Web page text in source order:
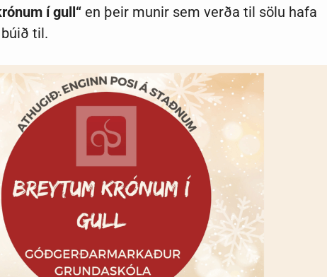
í gull“ en þeir munir sem verða til sölu hafa
til.